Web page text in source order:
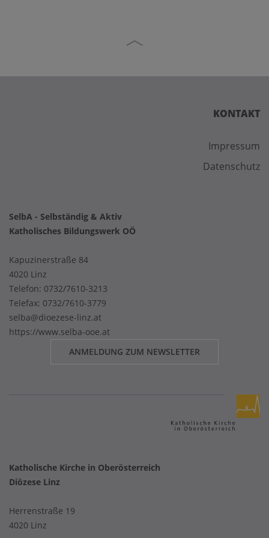
KONTAKT
Impressum
Datenschutz
SelbA - Selbständig & Aktiv
Katholisches Bildungswerk OÖ
Kapuzinerstraße 84
4020 Linz
Telefon: 0732/7610-3213
Telefax: 0732/7610-3779
selba@dioezese-linz.at
https://www.selba-ooe.at
ANMELDUNG ZUM NEWSLETTER
Katholische Kirche in Oberösterreich
Diözese Linz
Herrenstraße 19
4020 Linz